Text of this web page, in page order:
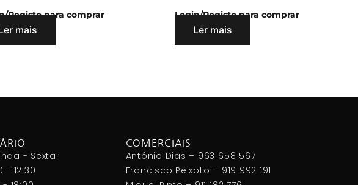
Registo para comprar
mais
Login/Registo para comprar
Ler mais
- Sexta:
- 12:30
COMERCIAIS
António Dias – 963 658 567
Francisco Peixoto – 919 992 191